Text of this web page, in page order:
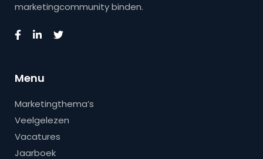
marketingcommunity binden.
Menu
Marketingthema’s
Veelgelezen
Vacatures
Jaarboek